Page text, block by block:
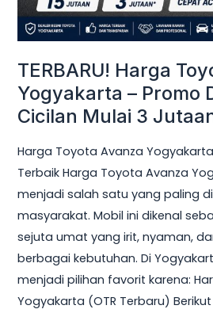
TERBARU! Harga
Yogyakarta – Promo
Cicilan Mulai 3
Harga Toyota Avanza
Terbaik Harga Toyota Avanza
menjadi salah satu yang paling
masyarakat. Mobil ini dikenal
sejuta umat yang irit, nyaman,
berbagai kebutuhan. Di
menjadi pilihan favorit karena:
Yogyakarta (OTR Terbaru)
Ringan
&
Mulai
3
Jutaan